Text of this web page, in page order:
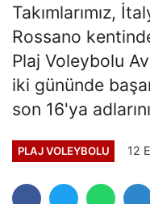
Takımlarımız,
Rossano
Plaj Voleybolu
iki gününde
son 16'ya
PLAJ VOLEYBOLU 12